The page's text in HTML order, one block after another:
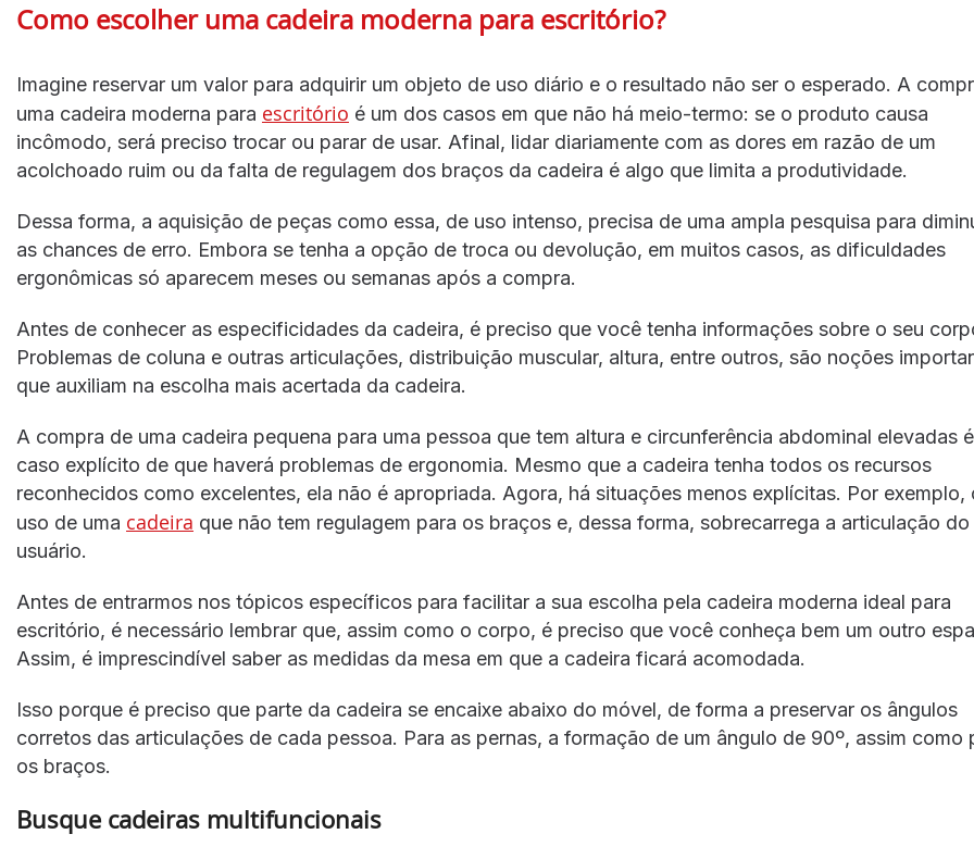
Como escolher uma cadeira moderna para escritório?
Imagine reservar um valor para adquirir um objeto de uso diário e o resultado não ser o esperado. A
uma cadeira moderna para escritório é um dos casos em que não há meio-termo: se o produto causa
incômodo, será preciso trocar ou parar de usar. Afinal, lidar diariamente com as dores em razão de um
acolchoado ruim ou da falta de regulagem dos braços da cadeira é algo que limita a produtividade.
Dessa forma, a aquisição de peças como essa, de uso intenso, precisa de uma ampla pesquisa para
as chances de erro. Embora se tenha a opção de troca ou devolução, em muitos casos, as dificuldades
ergonômicas só aparecem meses ou semanas após a compra.
Antes de conhecer as especificidades da cadeira, é preciso que você tenha informações sobre o seu
Problemas de coluna e outras articulações, distribuição muscular, altura, entre outros, são noções
que auxiliam na escolha mais acertada da cadeira.
A compra de uma cadeira pequena para uma pessoa que tem altura e circunferência abdominal elevadas
caso explícito de que haverá problemas de ergonomia. Mesmo que a cadeira tenha todos os recursos
reconhecidos como excelentes, ela não é apropriada. Agora, há situações menos explícitas. Por exemplo,
uso de uma cadeira que não tem regulagem para os braços e, dessa forma, sobrecarrega a articulação do
usuário.
Antes de entrarmos nos tópicos específicos para facilitar a sua escolha pela cadeira moderna ideal para
escritório, é necessário lembrar que, assim como o corpo, é preciso que você conheça bem um outro
Assim, é imprescindível saber as medidas da mesa em que a cadeira ficará acomodada.
Isso porque é preciso que parte da cadeira se encaixe abaixo do móvel, de forma a preservar os ângulos
corretos das articulações de cada pessoa. Para as pernas, a formação de um ângulo de 90º, assim como
os braços.
Busque cadeiras multifuncionais